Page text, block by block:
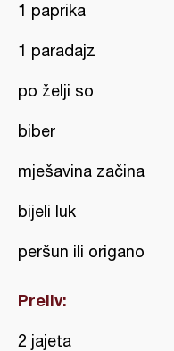
1 paprika
1 paradajz
po želji so
biber
mješavina začina
bijeli luk
peršun ili origano
Preliv:
2 jajeta